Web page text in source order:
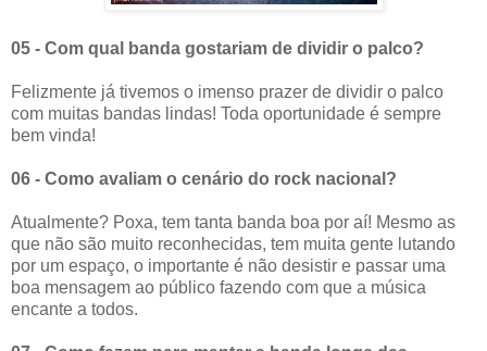
05 - Com qual banda gostariam de dividir o palco?
Felizmente já tivemos o imenso prazer de dividir o palco
com muitas bandas lindas! Toda oportunidade é sempre
bem vinda!
06 - Como avaliam o cenário do rock nacional?
Atualmente? Poxa, tem tanta banda boa por aí! Mesmo as
que não são muito reconhecidas, tem muita gente lutando
por um espaço, o importante é não desistir e passar uma
boa mensagem ao público fazendo com que a música
encante a todos.